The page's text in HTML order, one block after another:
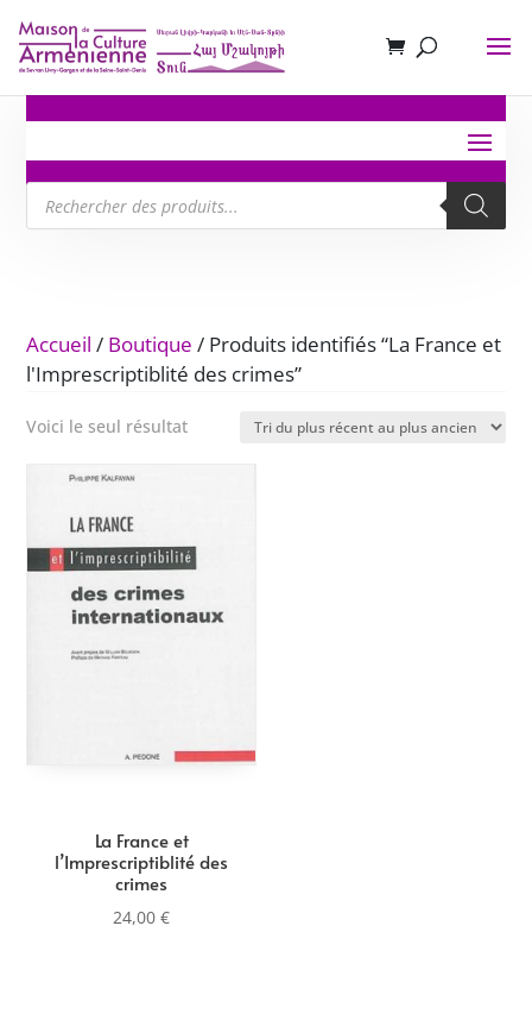
Recherche
de
produits
Accueil / Boutique / Produits identifiés “La France et
l'Imprescriptiblité des crimes”
Voici le seul résultat
La France et
l’Imprescriptiblité des
crimes
24,00€